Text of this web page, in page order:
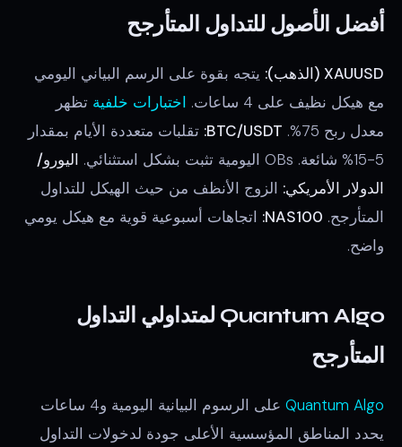
أفضل الأصول للتداول المتأرجح
XAUUSD (الذهب):
يتجه بقوة على الرسم البياني اليومي
مع هيكل نظيف على 4 ساعات.
اختبارات خلفية تظهر
معدل ربح 75%.
BTC/USDT: تقلبات متعددة الأيام بمقدار
5-15% شائعة. OBs اليومية تثبت بشكل استثنائي.
اليورو/
الدولار الأمريكي: الزوج الأنظف من حيث الهيكل للتداول
المتأرجح. NAS100: اتجاهات أسبوعية قوية مع هيكل يومي
واضح.
Quantum Algo لمتداولي التداول
المتأرجح
Quantum Algo
على الرسوم البيانية اليومية و4 ساعات
يحدد المناطق المؤسسية الأعلى جودة لدخولات التداول